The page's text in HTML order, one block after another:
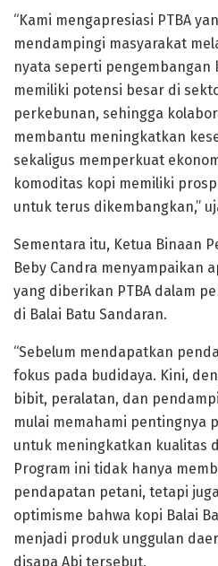
“Kami mengapresiasi PTBA
mendampingi masyarakat
nyata seperti pengembangan
memiliki potensi besar di
perkebunan, sehingga
membantu meningkatkan
sekaligus memperkuat
komoditas kopi memiliki
untuk terus dikembangkan,”
Sementara itu, Ketua Binaan
Beby Candra menyampaikan
yang diberikan PTBA dalam
di Balai Batu Sandaran.
“Sebelum mendapatkan
fokus pada budidaya. Kini,
bibit, peralatan, dan
mulai memahami pentingnya
untuk meningkatkan kualitas
Program ini tidak hanya
pendapatan petani, tetapi
optimisme bahwa kopi Balai
menjadi produk unggulan
disapa Abi tersebut.